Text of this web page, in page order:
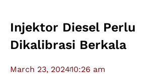
Injektor Diesel Perlu
Dikalibrasi Berkala
March 23, 202410:26 am